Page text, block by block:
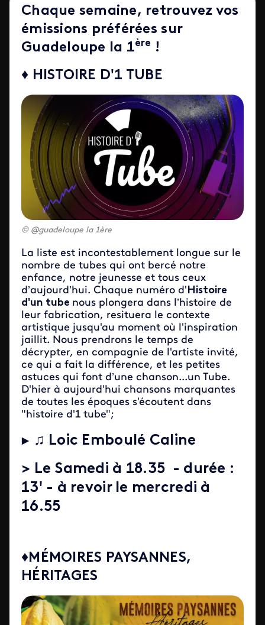
Chaque semaine, retrouvez vos
émissions préférées sur
Guadeloupe la 1ère !
♦ HISTOIRE D'1 TUBE
@guadeloupe la 1ère
La liste est incontestablement longue sur le
nombre de tubes qui ont bercé notre
enfance, notre jeunesse et tous ceux
d’aujourd’hui. Chaque numéro d' Histoire
d'un tube nous plongera dans l’histoire de
leur fabrication, resituera le contexte
artistique jusqu'au moment où l'inspiration
jaillit. Nous prendrons le temps de
décrypter, en compagnie de l'artiste invité,
ce qui a fait la différence, et les petites
astuces qui font d’une chanson...un Tube.
D'hier à aujourd'hui chansons marquantes
de toutes les époques s'écoutent dans
"histoire d'1 tube";
► ♫ Loic Emboulé Caline
> Le Samedi à 18.35 - durée :
13' - à revoir le mercredi à
16.55
♦MÉMOIRES PAYSANNES,
HÉRITAGES